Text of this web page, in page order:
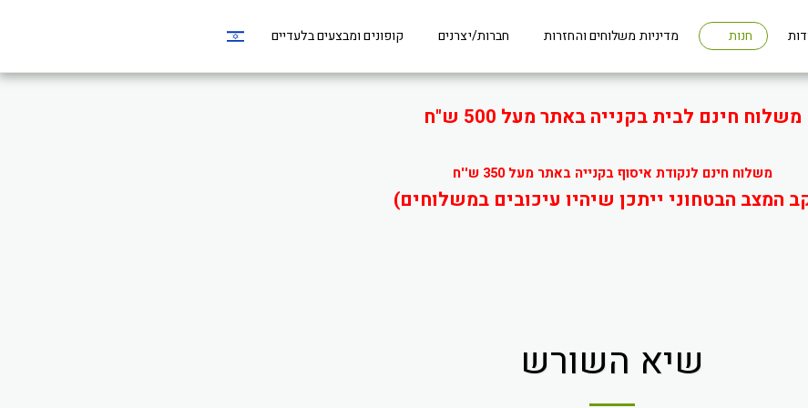
משלוח חינם לבית בקנייה באתר מעל 500 ש"ח
משלוח חינם לנקודת איסוף בקנייה באתר מעל 350 ש''ח
המצב הבטחוני ייתכן שיהיו עיכובים במשלוחים)
חנות מדיניות משלוחים והחזרות חברות/יצרנים קופונים ומבצעים בלעדיים
שיא השורש